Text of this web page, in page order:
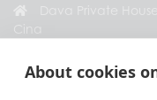
About cookies